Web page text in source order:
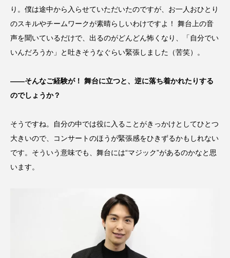
り。僕は途中から入らせていただいたのですが、お一人おひとり
のスキルやチームワークが素晴らしいわけですよ！ 舞台上の音
声を聞いているだけで、出るのがどんどん怖くなり、「自分でい
いんだろうか」と吐きそうなぐらい緊張しました（苦笑）。
――そんなご経験が！ 舞台に立つと、逆に落ち着かれたりする
のでしょうか？
そうですね。自分の中では役に入ることがきっかけとしてひとつ
大きいので、コンサートのほうが緊張感をひきずるかもしれない
です。そういう意味でも、舞台には“マジック”があるのかなと思
います。